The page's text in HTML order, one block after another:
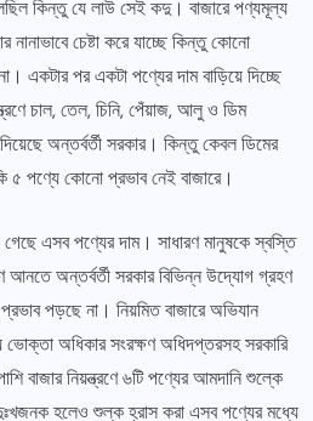
কিন্তু যে লাউ সেই কদু। বাজারে পণ্যমূল্য
নানাভাবে চেষ্টা করে যাচ্ছে কিন্তু কোনো
একটার পর একটা পণ্যের দাম বাড়িয়ে দিচ্ছে
চাল, তেল, চিনি, পেঁয়াজ, আলু ও ডিম
অন্তর্বর্তী সরকার। কিন্তু কেবল ডিমের
৫ পণ্যে কোনো প্রভাব নেই বাজারে।
গেছে এসব পণ্যের দাম। সাধারণ মানুষকে স্বস্তি
আনতে অন্তর্বর্তী সরকার বিভিন্ন উদ্যোগ গ্রহণ
পড়ছে না। নিয়মিত বাজারে অভিযান
ভোক্তা অধিকার সংরক্ষণ অধিদপ্তরসহ সরকারি
বাজার নিয়ন্ত্রণে ৬টি পণ্যের আমদানি শুল্কে
হলেও শুল্ক হ্রাস করা এসব পণ্যের মধ্যে